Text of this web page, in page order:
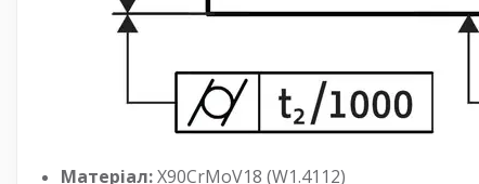
Матеріал:X90CrMoV18 (W1.4112)